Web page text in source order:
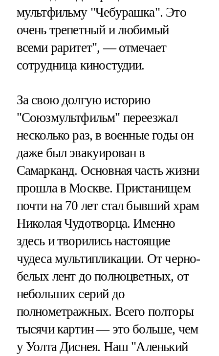
мультфильму "Чебурашка". Это
очень трепетный и любимый
всеми раритет", — отмечает
сотрудница киностудии.
За свою долгую историю
"Союзмультфильм" переезжал
несколько раз, в военные годы он
даже был эвакуирован в
Самарканд. Основная часть жизни
прошла в Москве. Пристанищем
почти на 70 лет стал бывший храм
Николая Чудотворца. Именно
здесь и творились настоящие
чудеса мультипликации. От черно-
белых лент до полноцветных, от
небольших серий до
полнометражных. Всего полторы
тысячи картин — это больше, чем
у Уолта Диснея. Наш "Аленький